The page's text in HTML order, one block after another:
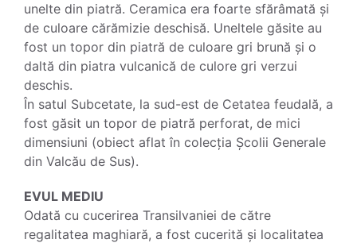
unelte din piatră. Ceramica era foarte sfărâmată și
de culoare cărămizie deschisă. Uneltele găsite au
fost un topor din piatră de culoare gri brună și o
daltă din piatra vulcanică de culore gri verzui
deschis.
În satul Subcetate, la sud-est de Cetatea feudală, a
fost găsit un topor de piatră perforat, de mici
dimensiuni (obiect aflat în colecția Școlii Generale
din Valcău de Sus).
EVUL MEDIU
Odată cu cucerirea Transilvaniei de către
regalitatea maghiară, a fost cucerită și localitatea